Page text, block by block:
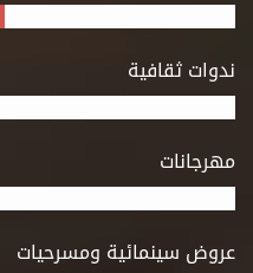
ندوات ثقافية
مهرجانات
عروض سينمائية ومسرحيات